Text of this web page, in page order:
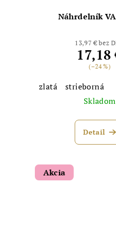
Náhrdelník
13,97 € bez
17,18
(–24 %)
zlatá
strieborná
Skladom
Detail
Akcia